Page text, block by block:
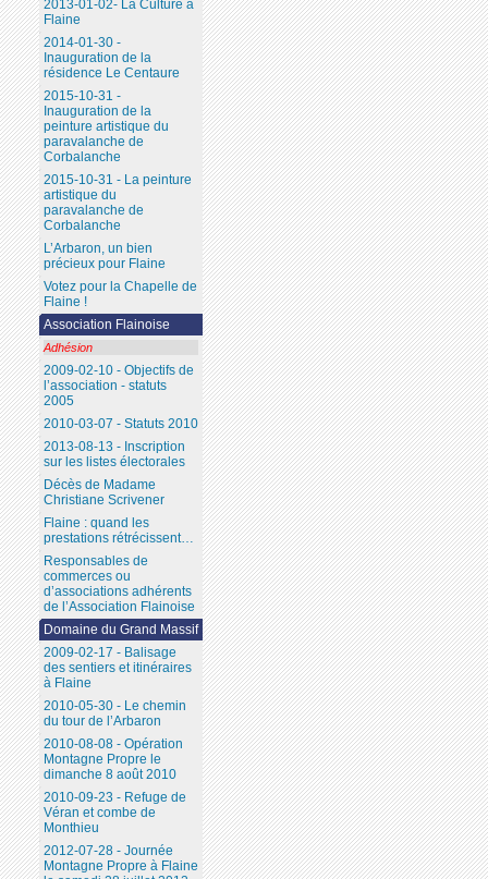
2013-01-02- La Culture à
Flaine
2014-01-30 -
Inauguration de la
résidence Le Centaure
2015-10-31 -
Inauguration de la
peinture artistique du
paravalanche de
Corbalanche
2015-10-31 - La peinture
artistique du
paravalanche de
Corbalanche
L’Arbaron, un bien
précieux pour Flaine
Votez pour la Chapelle de
Flaine !
Association Flainoise
Adhésion
2009-02-10 - Objectifs de
l’association - statuts
2005
2010-03-07 - Statuts 2010
2013-08-13 - Inscription
sur les listes électorales
Décès de Madame
Christiane Scrivener
Flaine : quand les
prestations rétrécissent…
Responsables de
commerces ou
d’associations adhérents
de l’Association Flainoise
Domaine du Grand Massif
2009-02-17 - Balisage
des sentiers et itinéraires
à Flaine
2010-05-30 - Le chemin
du tour de l’Arbaron
2010-08-08 - Opération
Montagne Propre le
dimanche 8 août 2010
2010-09-23 - Refuge de
Véran et combe de
Monthieu
2012-07-28 - Journée
Montagne Propre à Flaine